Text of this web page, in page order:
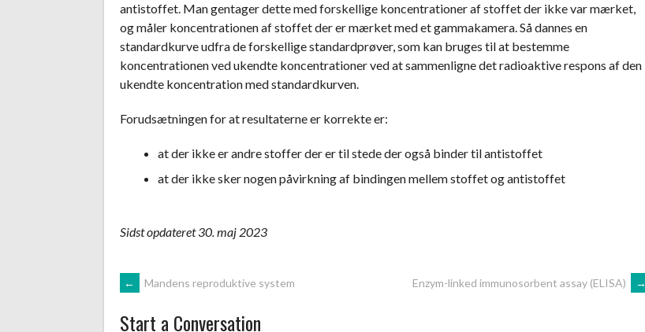
antistoffet. Man gentager dette med forskellige koncentrationer af stoffet der ikke var mærket,
og måler koncentrationen af stoffet der er mærket med et gammakamera. Så dannes en
standardkurve udfra de forskellige standardprøver, som kan bruges til at bestemme
koncentrationen ved ukendte koncentrationer ved at sammenligne det radioaktive respons af den
ukendte koncentration med standardkurven.
Forudsætningen for at resultaterne er korrekte er:
at der ikke er andre stoffer der er til stede der også binder til antistoffet
at der ikke sker nogen påvirkning af bindingen mellem stoffet og antistoffet
Sidst opdateret 30. maj 2023
Post
← Mandens reproduktive system Enzym-linked immunosorbent assay (ELISA) →
Start a Conversation